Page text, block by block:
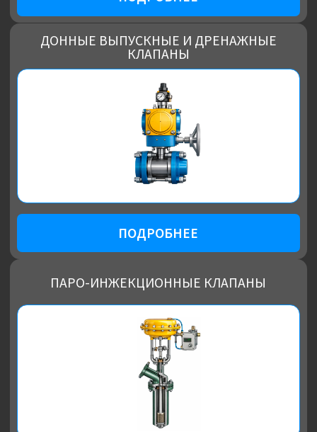
ЗАТВОРЫ ПОВОРОТНЫЕ ДИСКОВЫЕ
ЗАПОРНО-РЕГУЛИРУЮЩИЕ
ЗАТВОРЫ ПОВОРОТНЫЕ ДИСКОВЫЕ
ЗАПОРНО-РЕГУЛИРУЮЩИЕ ФУТЕРОВАННЫЕ